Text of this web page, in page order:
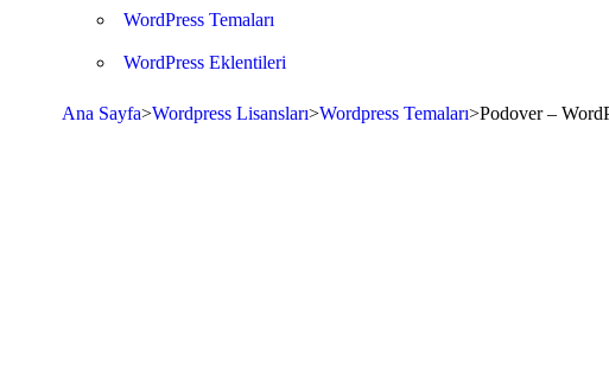
WordPress Temaları
WordPress Eklentileri
Ana Sayfa>Wordpress Lisansları>Wordpress Temaları>Podover –